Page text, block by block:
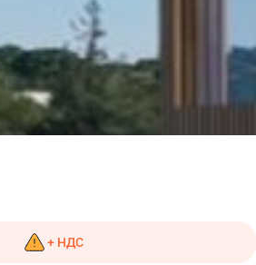
+ НДС